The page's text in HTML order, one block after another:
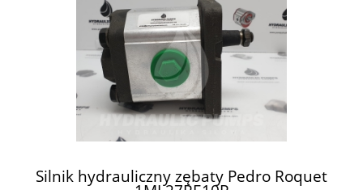
Silnik hydrauliczny zębaty Pedro Roquet